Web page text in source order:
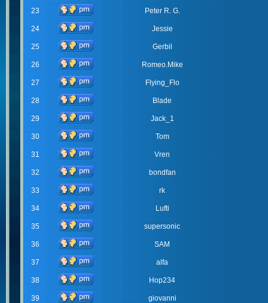
23 Peter R. G.
24 Jessie
25 Gerbil
26 Romeo.Mike
27 Flying_Flo
28 Blade
29 Jack_1
30 Tom
31 Vren
32 bondfan
33 rk
34 Lufti
35 supersonic
36 SAM
37 alfa
38 Hop234
39 giovanni